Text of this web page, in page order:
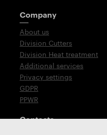
Company
About us
Division Cutters
Division Heat treatment
Additional services
Privacy settings
GDPR
PPWR
Contacts